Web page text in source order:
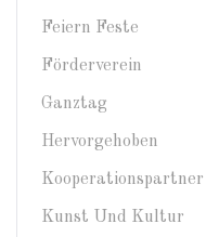
Feiern Feste
Förderverein
Ganztag
Hervorgehoben
Kooperationspartner
Kunst Und Kultur